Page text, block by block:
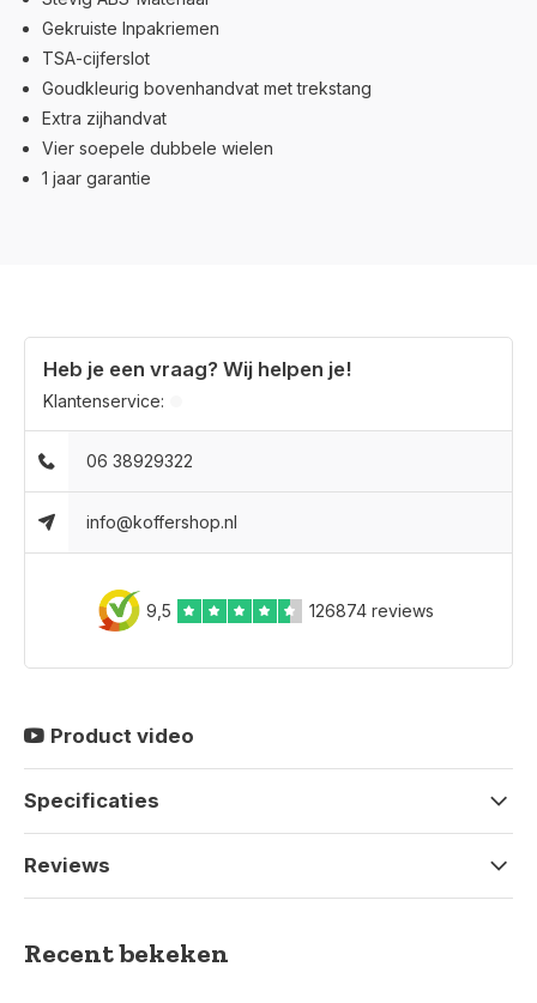
Gekruiste Inpakriemen
TSA-cijferslot
Goudkleurig bovenhandvat met trekstang
Extra zijhandvat
Vier soepele dubbele wielen
1 jaar garantie
Heb je een vraag? Wij helpen je!
Klantenservice:
06 38929322
info@koffershop.nl
9,5 126874 reviews
Product video
Specificaties
Reviews
Recent bekeken